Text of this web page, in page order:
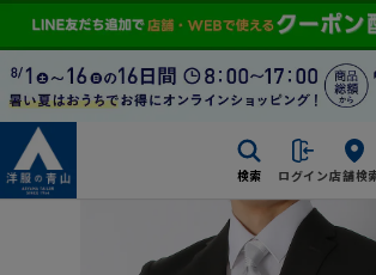
検索 ログイン店舗検